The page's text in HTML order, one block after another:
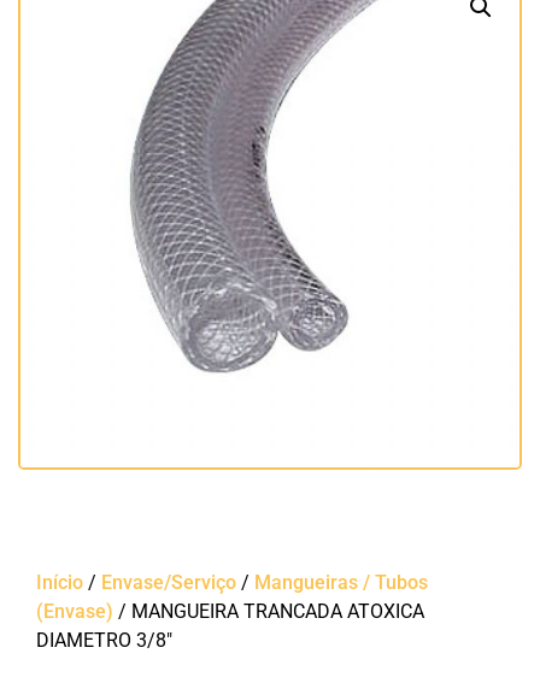
Início / Envase/Serviço / Mangueiras / Tubos
(Envase) / MANGUEIRA TRANCADA ATOXICA
DIAMETRO 3/8″